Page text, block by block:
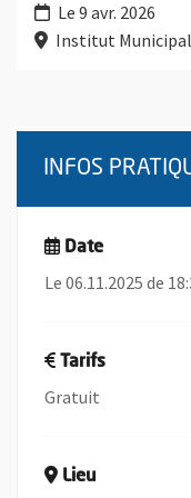
Le 9 avr. 2026
Institut
INFOS
Date
Le 06.11.2025 de
Tarifs
Gratuit
Lieu